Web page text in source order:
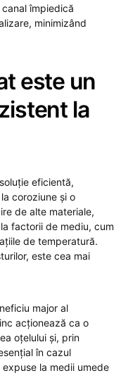
împiedică
minimizând
este un
la
eficientă,
coroziune și o
de alte materiale,
factorii de mediu, cum
de temperatură.
este cea mai
major al
acționează ca o
oțelului și, prin
în cazul
la medii umede